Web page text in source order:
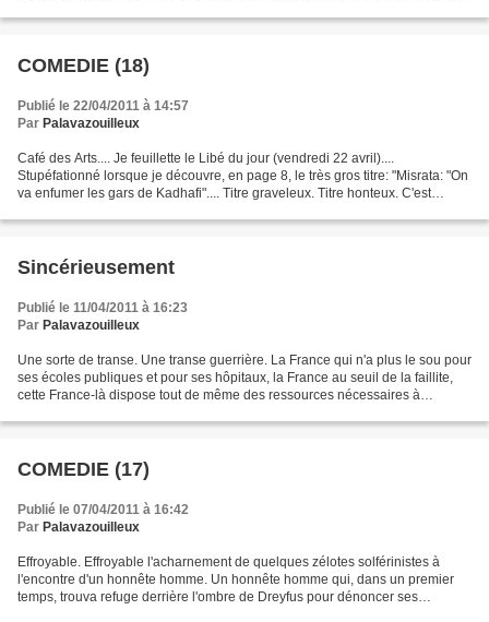
COMEDIE (18)
Publié le 22/04/2011 à 14:57
Par Palavazouilleux
Café des Arts.... Je feuillette le Libé du jour (vendredi 22 avril)....
Stupéfationné lorsque je découvre, en page 8, le très gros titre: "Misrata: "On
va enfumer les gars de Kadhafi".... Titre graveleux. Titre honteux. C'est
Sincérieusement
Publié le 11/04/2011 à 16:23
Par Palavazouilleux
Une sorte de transe. Une transe guerrière. La France qui n'a plus le sou pour
ses écoles publiques et pour ses hôpitaux, la France au seuil de la faillite,
cette France-là dispose tout de même des ressources nécessaires à
COMEDIE (17)
Publié le 07/04/2011 à 16:42
Par Palavazouilleux
Effroyable. Effroyable l'acharnement de quelques zélotes solférinistes à
l'encontre d'un honnête homme. Un honnête homme qui, dans un premier
temps, trouva refuge derrière l'ombre de Dreyfus pour dénoncer ses